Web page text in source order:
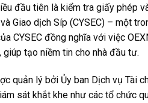
đầu tiên là kiểm tra giấy phép
Giao dịch Síp (CYSEC) – một
CYSEC đồng nghĩa với việc
tạo niềm tin cho nhà đầu tư.
quản lý bởi Ủy ban Dịch vụ Tài
sát khắt khe như các tổ chức